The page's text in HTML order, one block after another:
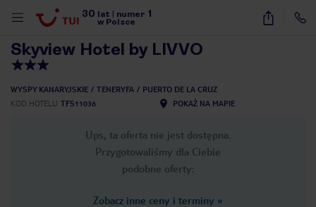
30 lat numer 1
w Polsce
33
Skyview Hotel by LIVVO
WYSPY KANARYJSKIE TENERYFA
PUERTO DE LA CRUZ
KOD HOTELU TFS11036 POKAŻ NA MAPIE
Ups, ta oferta nie jest dostępna.
Przygotowaliśmy dla Ciebie
podobne oferty:
Zobacz inne ceny i terminy »